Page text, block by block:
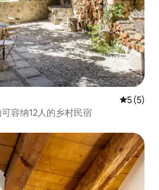
平均评分
5 (5)
容纳12人的乡村民宿